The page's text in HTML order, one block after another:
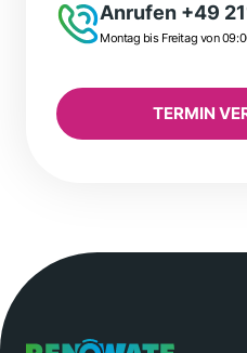
Anrufen +49
Montag bis Freitag von
TERMIN